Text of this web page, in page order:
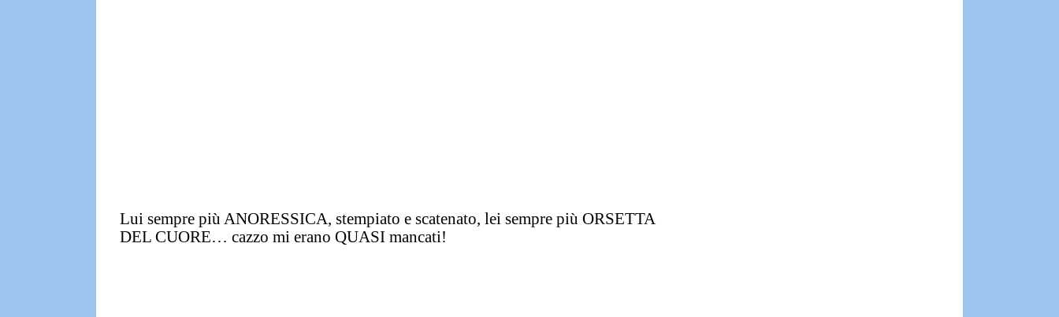
Lui sempre più ANORESSICA, stempiato e scatenato, lei sempre più ORSETTA
DEL CUORE… cazzo mi erano QUASI mancati!